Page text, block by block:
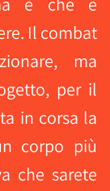
Il combat
ma
per il
in corsa la
corpo più
che sarete